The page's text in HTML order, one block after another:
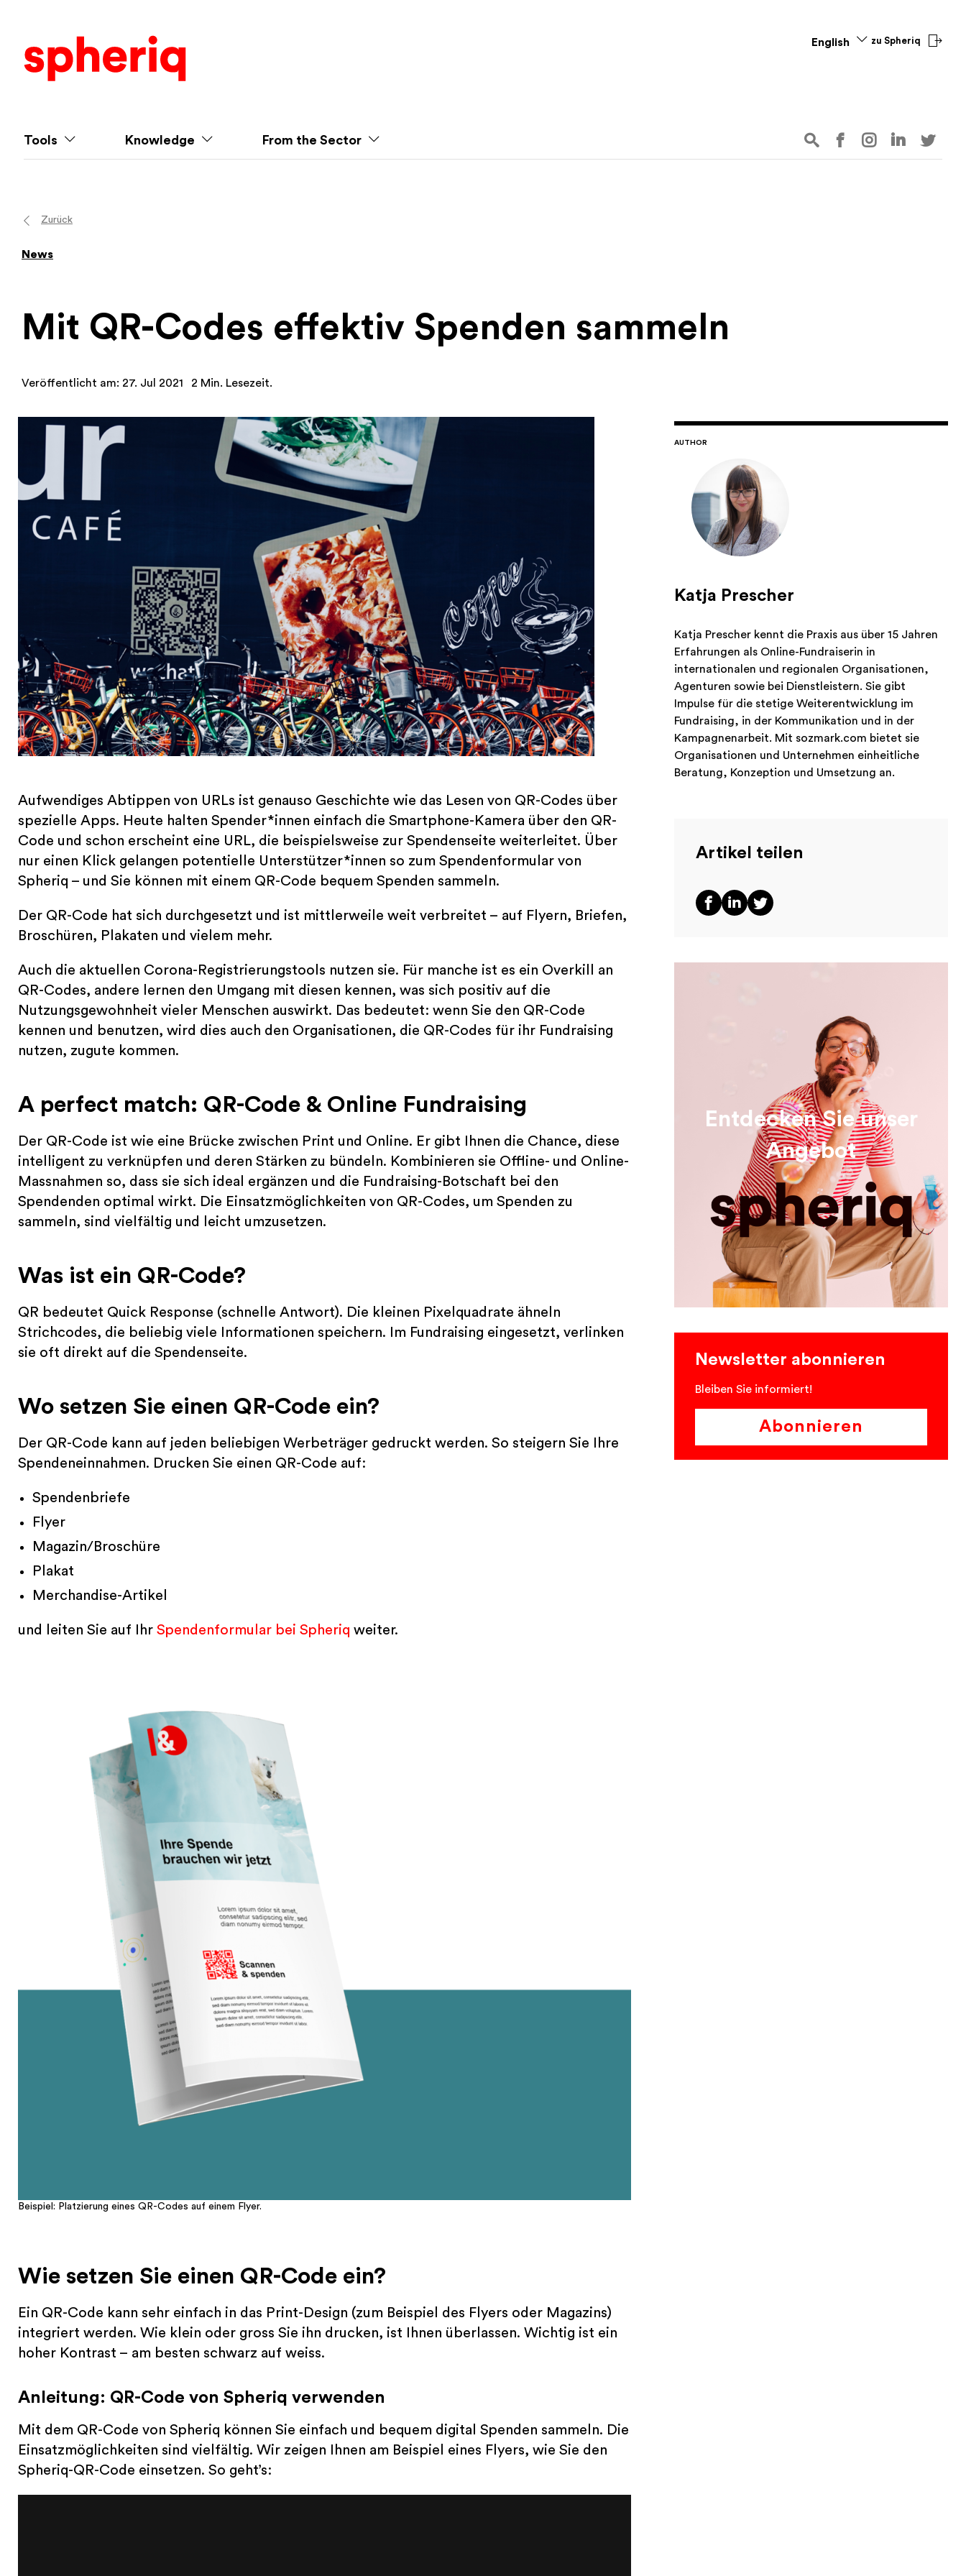
English zu Spheriq
Tools Knowledge From the Sector
Zurück
News
Mit QR-Codes effektiv Spenden sammeln
Veröffentlicht am: 27. Jul 2021 2 Min. Lesezeit.
Aufwendiges Abtippen von URLs ist genauso Geschichte wie das Lesen von QR-Codes über
spezielle Apps. Heute halten Spender*innen einfach die Smartphone-Kamera über den QR-
Code und schon erscheint eine URL, die beispielsweise zur Spendenseite weiterleitet. Über
nur einen Klick gelangen potentielle Unterstützer*innen so zum Spendenformular von
Spheriq – und Sie können mit einem QR-Code bequem Spenden sammeln.
Der QR-Code hat sich durchgesetzt und ist mittlerweile weit verbreitet – auf Flyern, Briefen,
Broschüren, Plakaten und vielem mehr.
Auch die aktuellen Corona-Registrierungstools nutzen sie. Für manche ist es ein Overkill an
QR-Codes, andere lernen den Umgang mit diesen kennen, was sich positiv auf die
Nutzungsgewohnheit vieler Menschen auswirkt. Das bedeutet: wenn Sie den QR-Code
kennen und benutzen, wird dies auch den Organisationen, die QR-Codes für ihr Fundraising
nutzen, zugute kommen.
A perfect match: QR-Code & Online Fundraising
Der QR-Code ist wie eine Brücke zwischen Print und Online. Er gibt Ihnen die Chance, diese
intelligent zu verknüpfen und deren Stärken zu bündeln. Kombinieren sie Offline- und Online-
Massnahmen so, dass sie sich ideal ergänzen und die Fundraising-Botschaft bei den
Spendenden optimal wirkt. Die Einsatzmöglichkeiten von QR-Codes, um Spenden zu
sammeln, sind vielfältig und leicht umzusetzen.
Was ist ein QR-Code?
QR bedeutet Quick Response (schnelle Antwort). Die kleinen Pixelquadrate ähneln
Strichcodes, die beliebig viele Informationen speichern. Im Fundraising eingesetzt, verlinken
sie oft direkt auf die Spendenseite.
Wo setzen Sie einen QR-Code ein?
Der QR-Code kann auf jeden beliebigen Werbeträger gedruckt werden. So steigern Sie Ihre
Spendeneinnahmen. Drucken Sie einen QR-Code auf:
Spendenbriefe
Flyer
Magazin/Broschüre
Plakat
Merchandise-Artikel
und leiten Sie auf Ihr Spendenformular bei Spheriq weiter.
Beispiel: Platzierung eines QR-Codes auf einem Flyer.
Wie setzen Sie einen QR-Code ein?
Ein QR-Code kann sehr einfach in das Print-Design (zum Beispiel des Flyers oder Magazins)
integriert werden. Wie klein oder gross Sie ihn drucken, ist Ihnen überlassen. Wichtig ist ein
hoher Kontrast – am besten schwarz auf weiss.
Anleitung: QR-Code von Spheriq verwenden
Mit dem QR-Code von Spheriq können Sie einfach und bequem digital Spenden sammeln. Die
Einsatzmöglichkeiten sind vielfältig. Wir zeigen Ihnen am Beispiel eines Flyers, wie Sie den
Spheriq-QR-Code einsetzen. So geht’s:
AUTHOR
Katja Prescher
Katja Prescher kennt die Praxis aus über 15 Jahren
Erfahrungen als Online-Fundraiserin in
internationalen und regionalen Organisationen,
Agenturen sowie bei Dienstleistern. Sie gibt
Impulse für die stetige Weiterentwicklung im
Fundraising, in der Kommunikation und in der
Kampagnenarbeit. Mit sozmark.com bietet sie
Organisationen und Unternehmen einheitliche
Beratung, Konzeption und Umsetzung an.
Artikel teilen
Entdecken Sie unser
Angebot
Newsletter abonnieren
Bleiben Sie informiert!
Abonnieren